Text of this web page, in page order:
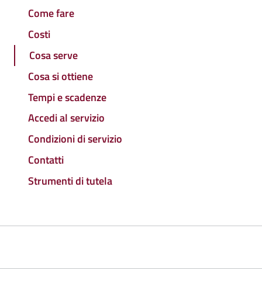
Come fare
Costi
Cosa serve
Cosa si ottiene
Tempi e scadenze
Accedi al servizio
Condizioni di servizio
Contatti
Strumenti di tutela